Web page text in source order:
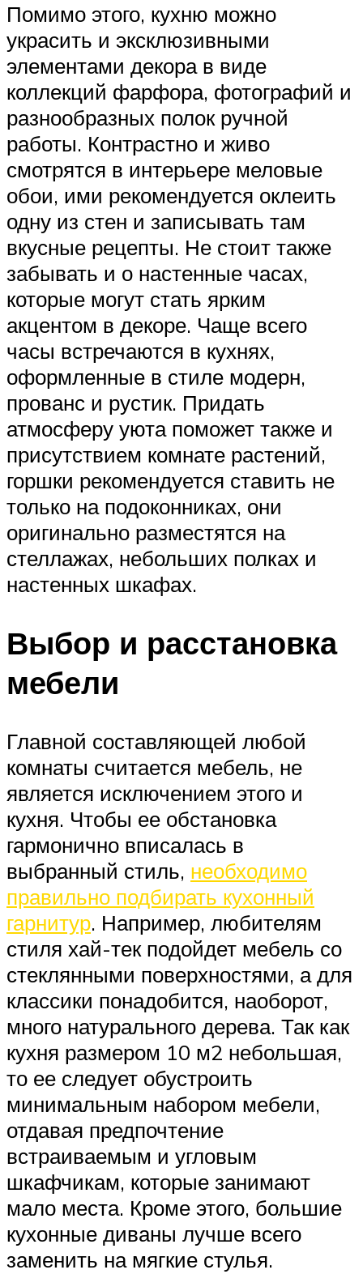
Помимо этого, кухню можно
украсить и эксклюзивными
элементами декора в виде
коллекций фарфора, фотографий и
разнообразных полок ручной
работы. Контрастно и живо
смотрятся в интерьере меловые
обои, ими рекомендуется оклеить
одну из стен и записывать там
вкусные рецепты. Не стоит также
забывать и о настенные часах,
которые могут стать ярким
акцентом в декоре. Чаще всего
часы встречаются в кухнях,
оформленные в стиле модерн,
прованс и рустик. Придать
атмосферу уюта поможет также и
присутствием комнате растений,
горшки рекомендуется ставить не
только на подоконниках, они
оригинально разместятся на
стеллажах, небольших полках и
настенных шкафах.
Выбор и расстановка
мебели
Главной составляющей любой
комнаты считается мебель, не
является исключением этого и
кухня. Чтобы ее обстановка
гармонично вписалась в
выбранный стиль, необходимо
правильно подбирать кухонный
гарнитур. Например, любителям
стиля хай-тек подойдет мебель со
стеклянными поверхностями, а для
классики понадобится, наоборот,
много натурального дерева. Так как
кухня размером 10 м2 небольшая,
то ее следует обустроить
минимальным набором мебели,
отдавая предпочтение
встраиваемым и угловым
шкафчикам, которые занимают
мало места. Кроме этого, большие
кухонные диваны лучше всего
заменить на мягкие стулья.